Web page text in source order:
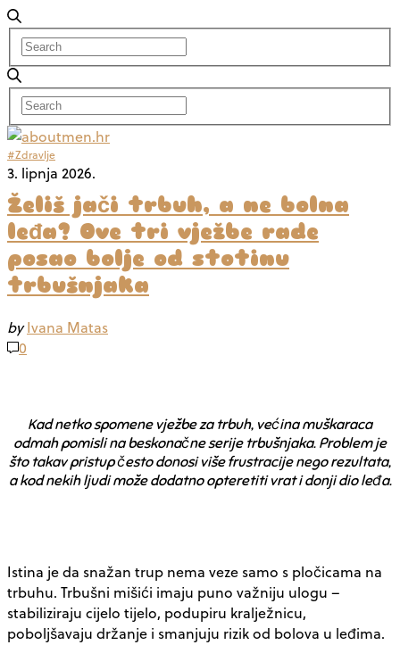
#Zdravlje
3. lipnja 2026.
Želiš jači trbuh, a ne bolna
leđa? Ove tri vježbe rade
posao bolje od stotinu
trbušnjaka
by Ivana Matas
0
Kad netko spomene vježbe za trbuh, većina muškaraca
odmah pomisli na beskonačne serije trbušnjaka. Problem je
što takav pristup često donosi više frustracije nego rezultata,
a kod nekih ljudi može dodatno opteretiti vrat i donji dio leđa.
Istina je da snažan trup nema veze samo s pločicama na
trbuhu. Trbušni mišići imaju puno važniju ulogu –
stabiliziraju cijelo tijelo, podupiru kralježnicu,
poboljšavaju držanje i smanjuju rizik od bolova u leđima.